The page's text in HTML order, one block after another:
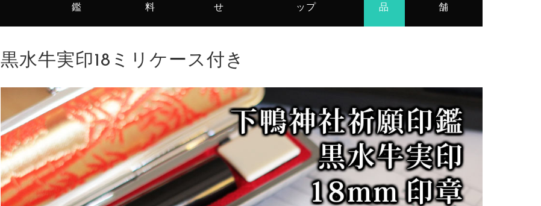
鑑
料
せ
ップ
品
舗
黒水牛実印18ミリケース付き